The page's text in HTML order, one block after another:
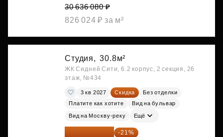
30 636 080 ₽
826 024 ₽ за м²
Студия, 30.8м²
ЖК Сидней Сити, 6.2 корпус, 2 секция, 26
этаж, №434
3 кв 2027 Скидка
Без отделки
Платите как хотите
Вид на бульвар
Вид на Москву-реку Ещё
24 305 235 ₽ -21%